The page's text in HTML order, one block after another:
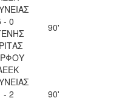
- 0
90'
- 2
90'